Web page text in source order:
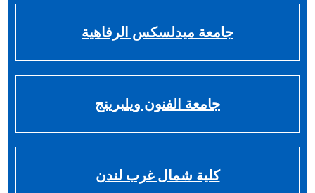
جامعة ميدلسكس الرفاهية
جامعة الفنون ويلبرينج
كلية شمال غرب لندن